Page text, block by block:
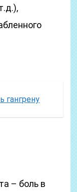
гангрену
– боль в